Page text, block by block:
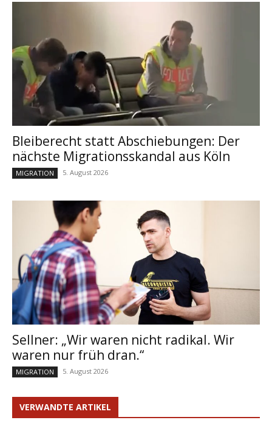
Bleiberecht statt Abschiebungen: Der
nächste Migrationsskandal aus Köln
MIGRATION 5. August 2026
Sellner: „Wir waren nicht radikal. Wir
waren nur früh dran.“
MIGRATION 5. August 2026
VERWANDTE ARTIKEL